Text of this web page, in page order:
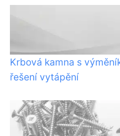
Krbová kamna s
řešení vytápění